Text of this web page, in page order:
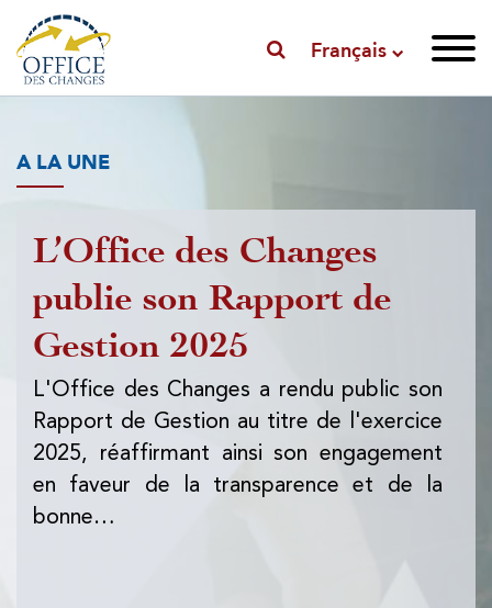
Français
A LA UNE
L’Office des Changes
publie son Rapport de
Gestion 2025
L'Office des Changes a rendu public son
Rapport de Gestion au titre de l'exercice
2025, réaffirmant ainsi son engagement
en faveur de la transparence et de la
bonne…